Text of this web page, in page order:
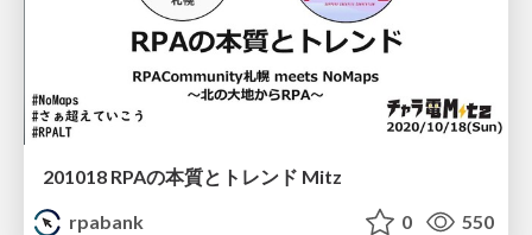
201018 RPAの本質とトレンド Mitz
rpabank
0 550